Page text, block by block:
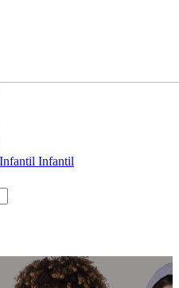
Infantil Infantil